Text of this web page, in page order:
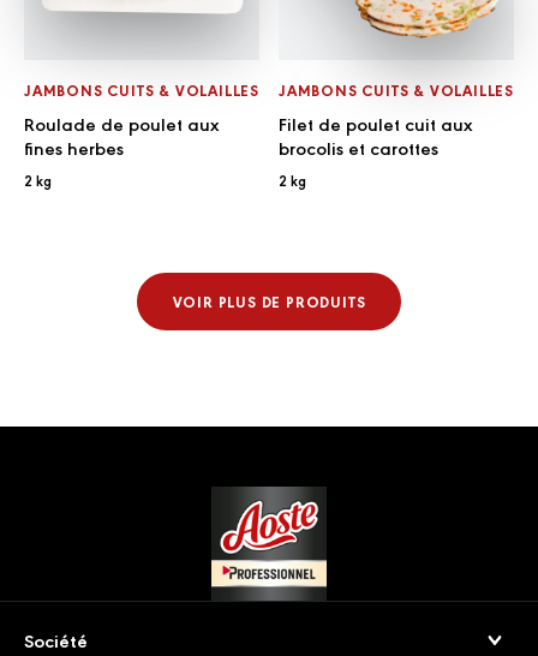
JAMBONS CUITS & VOLAILLES
Roulade de poulet aux
fines herbes
2 kg
JAMBONS CUITS & VOLAILLES
Filet de poulet cuit aux
brocolis et carottes
2 kg
VOIR PLUS DE PRODUITS
Société